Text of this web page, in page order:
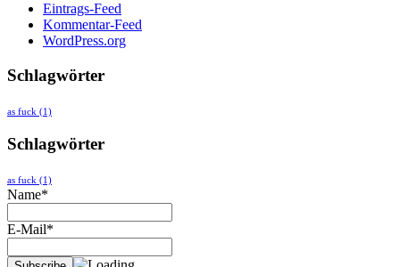
Eintrags-Feed
Kommentar-Feed
WordPress.org
Schlagwörter
as fuck (1)
Schlagwörter
as fuck (1)
Name*
E-Mail*